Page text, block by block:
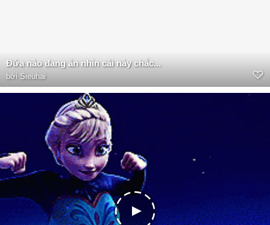
Đứa nào đang ăn nhìn cái này chắc...
bởi Sieuhai